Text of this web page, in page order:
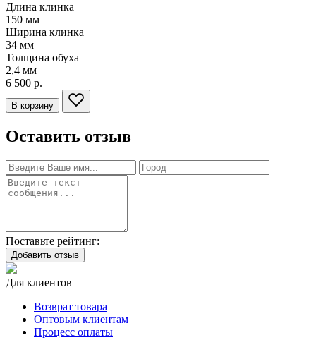
Длина клинка
150 мм
Ширина клинка
34 мм
Толщина обуха
2,4 мм
6 500 р.
В корзину
Оставить отзыв
Поставьте рейтинг:
Добавить отзыв
Для клиентов
Возврат товара
Оптовым клиентам
Процесс оплаты